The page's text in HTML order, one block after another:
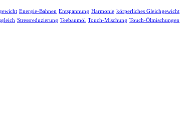
Energie-Bahnen Entspannung Harmonie körperliches Gleichgewicht
Stressreduzierung Teebaumöl Touch-Mischung Touch-Ölmischungen